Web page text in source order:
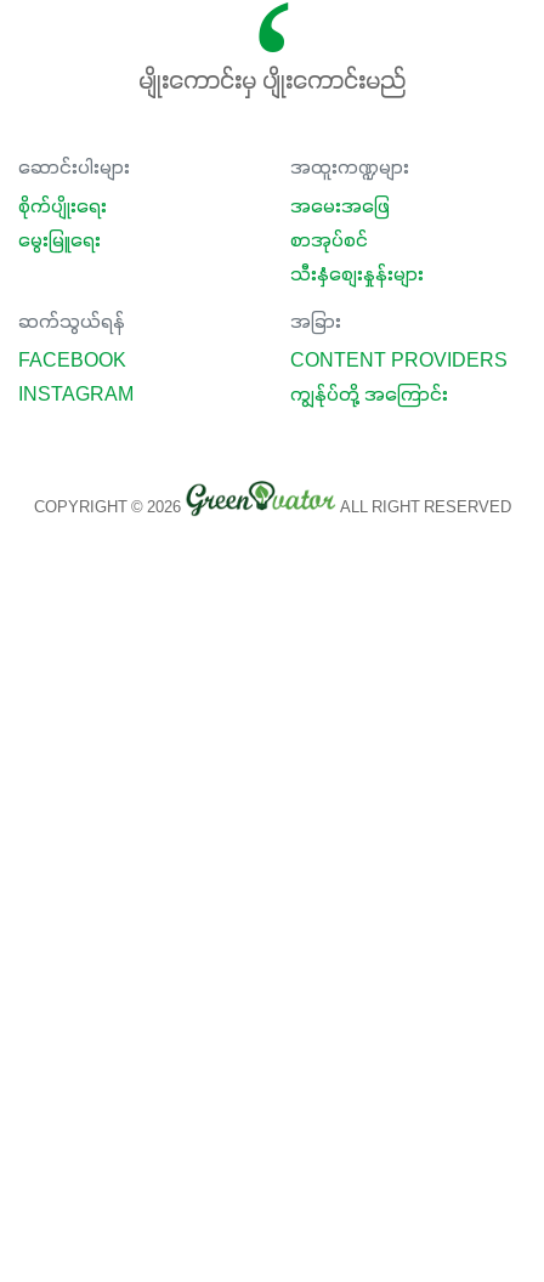
မျိုးကောင်းမှ ပျိုးကောင်းမည်
ဆောင်းပါးများ
စိုက်ပျိုးရေး
မွေးမြူရေး
အထူးကဏ္ဍများ
အမေးအဖြေ
စာအုပ်စင်
သီးနှံစျေးနှုန်းများ
ဆက်သွယ်ရန်
FACEBOOK
INSTAGRAM
အခြား
CONTENT PROVIDERS
ကျွန်ုပ်တို့ အကြောင်း
COPYRIGHT © 2026 ALL RIGHT RESERVED